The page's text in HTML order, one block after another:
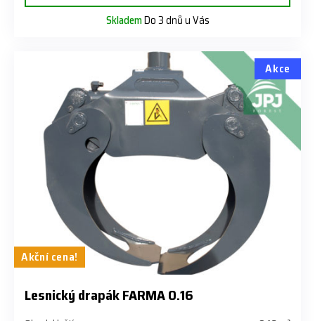
SklademDo 3 dnů u Vás
Akce
Akční cena!
Lesnický drapák FARMA 0.16